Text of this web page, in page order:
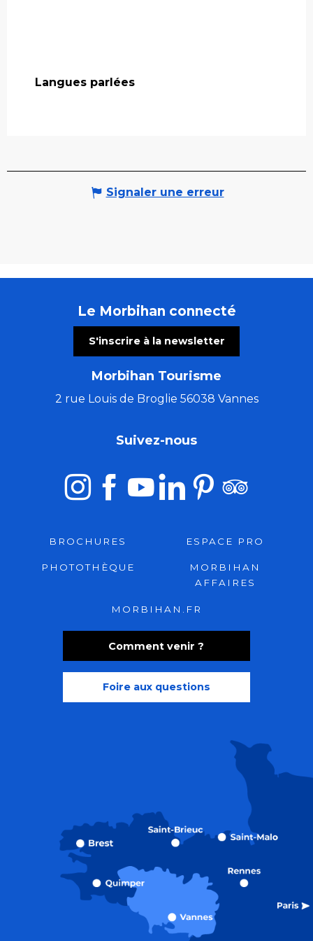
Langues parlées
Langues parlées
Signaler une erreur
Le Morbihan connecté
S'inscrire à la newsletter
Morbihan Tourisme
2 rue Louis de Broglie 56038 Vannes
Comment venir ?
Foire aux questions
Suivez-nous
BROCHURES ESPACE PRO
PHOTOTHÈQUE
MORBIHAN
AFFAIRES
MORBIHAN.FR